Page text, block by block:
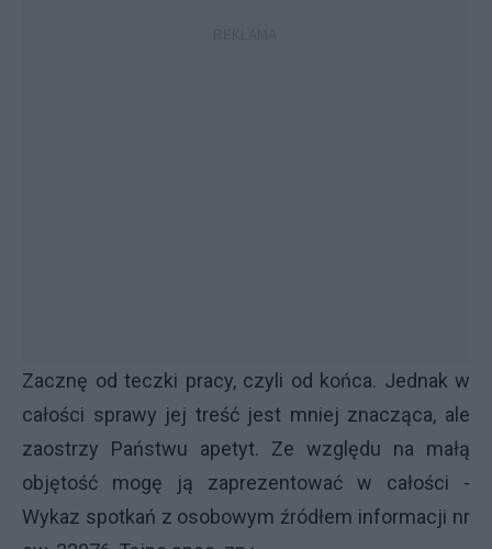
Zacznę od teczki pracy, czyli od końca. Jednak w
całości sprawy jej treść jest mniej znacząca, ale
zaostrzy Państwu apetyt. Ze względu na małą
objętość mogę ją zaprezentować w całości -
Wykaz spotkań z osobowym źródłem informacji nr